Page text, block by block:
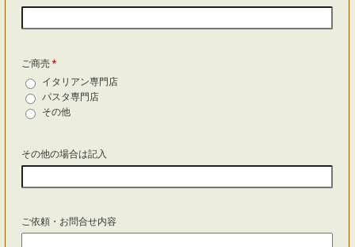
ご商売*
イタリアン専門店
パスタ専門店
その他
その他の場合は記入
ご依頼・お問合せ内容